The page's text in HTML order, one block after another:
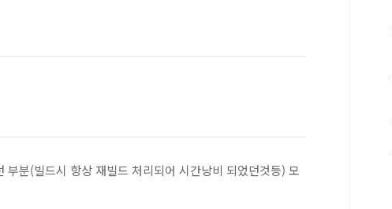
부분(빌드시 항상 재빌드 처리되어 시간낭비 되었던것등) 모